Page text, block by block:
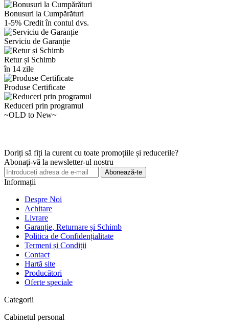
Bonusuri la Cumpărături
1-5% Credit în contul dvs.
Serviciu de Garanție
Retur și Schimb
în 14 zile
Produse Certificate
Reduceri prin programul
~OLD to New~
Doriți să fiți la curent cu toate promoțiile și reducerile?
Abonați-vă la newsletter-ul nostru
Abonează-te
Informații
Despre Noi
Achitare
Livrare
Garanție, Returnare și Schimb
Politica de Confidențialitate
Termeni și Condiții
Contact
Hartă site
Producători
Oferte speciale
Categorii
Cabinetul personal